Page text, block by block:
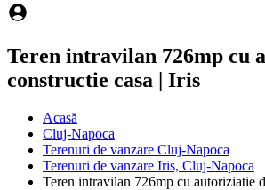
Teren intravilan 726mp cu
constructie casa | Iris
Acasă
Cluj-Napoca
Terenuri de vanzare Cluj-Napoca
Terenuri de vanzare Iris, Cluj-Napoca
Teren intravilan 726mp cu autoriziatie